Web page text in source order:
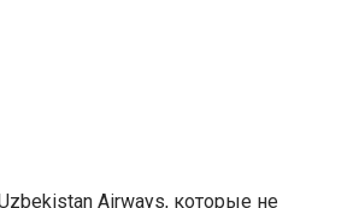
Airways, которые не